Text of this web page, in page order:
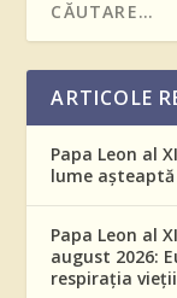
ARTICOLE
Papa Leon al
lume
Papa Leon al
august 2026:
respirația